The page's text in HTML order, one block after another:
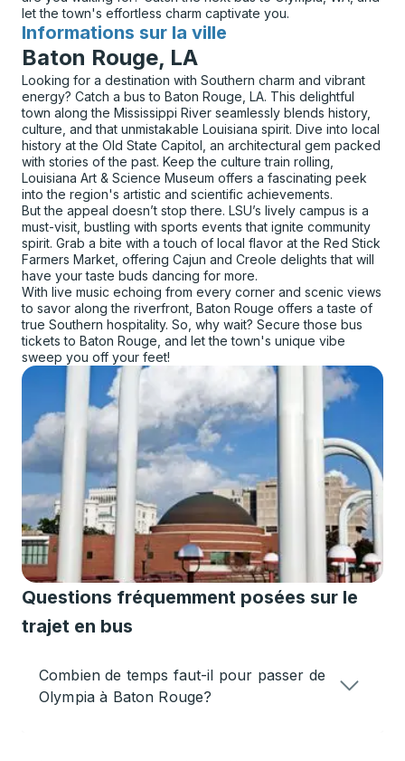
let the town's effortless charm captivate you.
Informations sur la ville
pour
Baton Rouge, LA
Looking for a destination with Southern charm and vibrant
energy? Catch a bus to Baton Rouge, LA. This delightful
town along the Mississippi River seamlessly blends history,
culture, and that unmistakable Louisiana spirit. Dive into local
history at the Old State Capitol, an architectural gem packed
with stories of the past. Keep the culture train rolling,
Louisiana Art & Science Museum offers a fascinating peek
into the region's artistic and scientific achievements.
But the appeal doesn’t stop there. LSU’s lively campus is a
must-visit, bustling with sports events that ignite community
spirit. Grab a bite with a touch of local flavor at the Red Stick
Farmers Market, offering Cajun and Creole delights that will
have your taste buds dancing for more.
With live music echoing from every corner and scenic views
to savor along the riverfront, Baton Rouge offers a taste of
true Southern hospitality. So, why wait? Secure those bus
tickets to Baton Rouge, and let the town's unique vibe
sweep you off your feet!
Questions fréquemment posées sur le
trajet en bus
Combien de temps faut-il pour passer de
Olympia à Baton Rouge?